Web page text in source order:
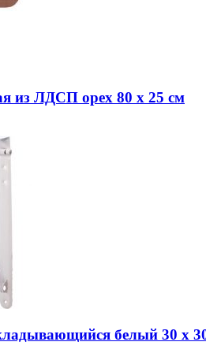
из ЛДСП орех 80 х 25 см
белый 30 х